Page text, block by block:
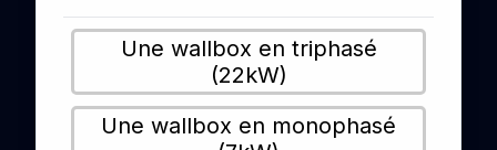
Une wallbox en triphasé
(22kW)
Une wallbox en monophasé